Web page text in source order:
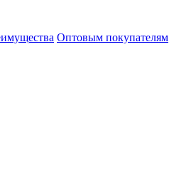
Оптовым покупателям